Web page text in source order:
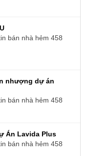
bán nhà hẻm 458
nhượng dự án
bán nhà hẻm 458
Án Lavida Plus
bán nhà hẻm 458